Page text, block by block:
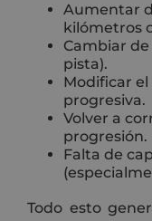
Aumentar
kilómetros
Cambiar
pista).
Modificar
progresiva.
Volver a
progresión.
Falta de
Todo esto